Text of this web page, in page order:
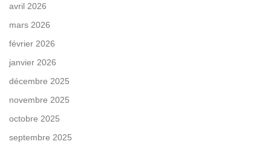
avril 2026
mars 2026
février 2026
janvier 2026
décembre 2025
novembre 2025
octobre 2025
septembre 2025